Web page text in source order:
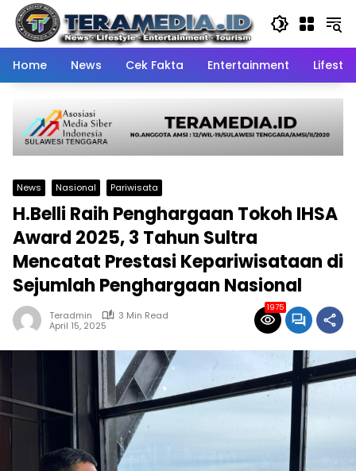
Skip
content
Home
News Cek Fakta Entertainment
News Nasional Pariwisata
H.Belli Raih Penghargaan Tokoh IHSA
Award 2025, 3 Tahun Sultra
Mencatat Prestasi Kepariwisataan di
Sejumlah Penghargaan Nasional
Teradmin
3 Min Read
April 15, 2025
1975